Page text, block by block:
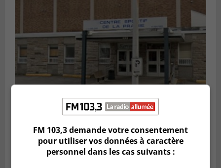
La Prairie loue des espaces de glace
jusqu’en avril 2027
FM 103,3 demande votre consentement
pour utiliser vos données à caractère
personnel dans les cas suivants :